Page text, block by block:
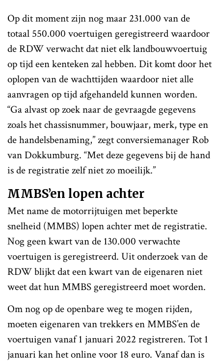
Op dit moment zijn nog maar 231.000 van de
totaal 550.000 voertuigen geregistreerd waardoor
de RDW verwacht dat niet elk landbouwvoertuig
op tijd een kenteken zal hebben. Dit komt door het
oplopen van de wachttijden waardoor niet alle
aanvragen op tijd afgehandeld kunnen worden.
“Ga alvast op zoek naar de gevraagde gegevens
zoals het chassisnummer, bouwjaar, merk, type en
de handelsbenaming,” zegt conversiemanager Rob
van Dokkumburg. “Met deze gegevens bij de hand
is de registratie zelf niet zo moeilijk.”
MMBS’en lopen achter
Met name de motorrijtuigen met beperkte
snelheid (MMBS) lopen achter met de registratie.
Nog geen kwart van de 130.000 verwachte
voertuigen is geregistreerd. Uit onderzoek van de
RDW blijkt dat een kwart van de eigenaren niet
weet dat hun MMBS geregistreerd moet worden.
Om nog op de openbare weg te mogen rijden,
moeten eigenaren van trekkers en MMBS’en de
voertuigen vanaf 1 januari 2022 registreren. Tot 1
januari kan het online voor 18 euro. Vanaf dan is